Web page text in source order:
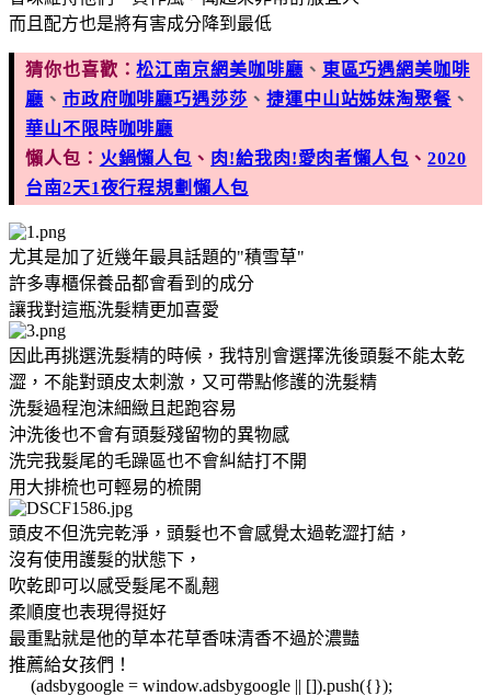
而且配方也是將有害成分降到最低
猜你也喜歡：松江南京網美咖啡廳 、 東區巧遇網美咖啡
廳 、 市政府咖啡廳巧遇莎莎 、 捷運中山站姊妹淘聚餐、
華山不限時咖啡廳
懶人包： 火鍋懶人包 、 肉!給我肉!愛肉者懶人包 、 2020
台南2天1夜行程規劃懶人包
尤其是加了近幾年最具話題的"積雪草"
許多專櫃保養品都會看到的成分
讓我對這瓶洗髮精更加喜愛
因此再挑選洗髮精的時候，我特別會選擇洗後頭髮不能太乾
澀，不能對頭皮太刺激，又可帶點修護的洗髮精
洗髮過程泡沫細緻且起跑容易
沖洗後也不會有頭髮殘留物的異物感
洗完我髮尾的毛躁區也不會糾結打不開
用大排梳也可輕易的梳開
頭皮不但洗完乾淨，頭髮也不會感覺太過乾澀打結，
沒有使用護髮的狀態下，
吹乾即可以感受髮尾不亂翹
柔順度也表現得挺好
最重點就是他的草本花草香味清香不過於濃豔
推薦給女孩們！
(adsbygoogle = window.adsbygoogle || []).push({});